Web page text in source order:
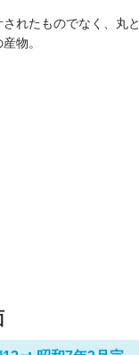
れたものでなく、丸と
物。